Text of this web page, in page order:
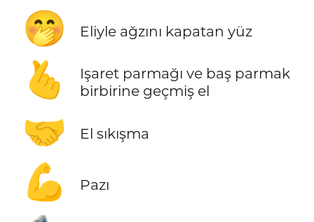
🤭 Eliyle ağzını kapatan yüz
🫰
Işaret parmağı ve baş parmak
birbirine geçmiş el
🤝 El sıkışma
💪 Pazı